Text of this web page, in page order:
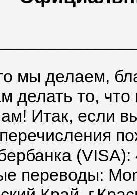
мы делаем,
делать то,
Итак, если
переводы: